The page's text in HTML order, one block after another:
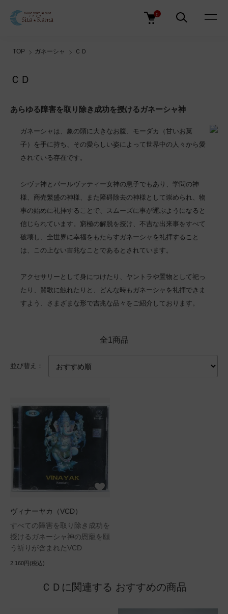
0
TOP ガネーシャ ＣＤ
ＣＤ
あらゆる障害を取り除き成功を授けるガネーシャ神
ガネーシャは、象の頭に大きなお腹、モーダカ（甘いお菓
子）を手に持ち、その愛らしい姿によって世界中の人々から愛
されている存在です。
シヴァ神とパールヴァティー女神の息子でもあり、学問の神
様、商売繁盛の神様、また障碍除去の神様として崇められ、物
事の始めに礼拝することで、スムーズに事が運ぶようになると
信じられています。窮極の解脱を授け、不吉な出来事をすべて
破壊し、全世界に幸福をもたらすガネーシャを礼拝すること
は、この上ない吉兆なことであるとされています。
アクセサリーとして身につけたり、ヤントラや置物として祀っ
たり、賛歌に触れたりと、どんな時もガネーシャを礼拝できま
すよう、さまざまな形で吉兆な品々をご紹介しております。
全1商品
並び替え：
ヴィナーヤカ（VCD）
すべての障害を取り除き成功を
授けるガネーシャ神の恩寵を願
う祈りが含まれたVCD
2,160円(税込)
ＣＤに関連する おすすめの商品